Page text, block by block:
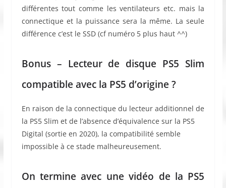
différentes tout comme les ventilateurs etc. mais la
connectique et la puissance sera la même. La seule
différence c’est le SSD (cf numéro 5 plus haut ^^)
Bonus – Lecteur de disque PS5 Slim
compatible avec la PS5 d’origine ?
En raison de la connectique du lecteur additionnel de
la PS5 Slim et de l’absence d’équivalence sur la PS5
Digital (sortie en 2020), la compatibilité semble
impossible à ce stade malheureusement.
On termine avec une vidéo de la PS5